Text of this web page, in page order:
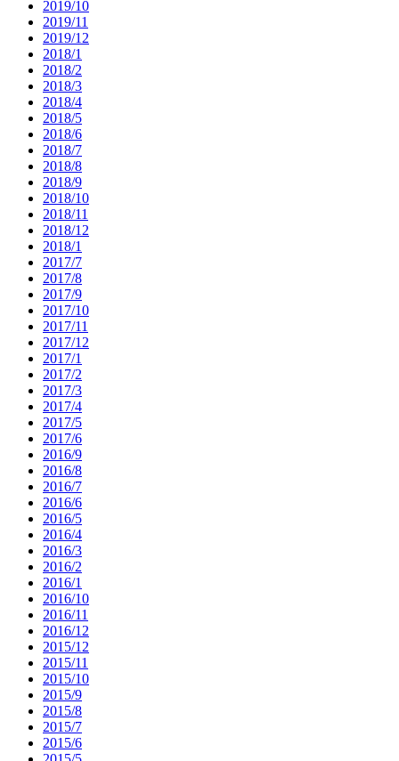
2019/10
2019/11
2019/12
2018/1
2018/2
2018/3
2018/4
2018/5
2018/6
2018/7
2018/8
2018/9
2018/10
2018/11
2018/12
2018/1
2017/7
2017/8
2017/9
2017/10
2017/11
2017/12
2017/1
2017/2
2017/3
2017/4
2017/5
2017/6
2016/9
2016/8
2016/7
2016/6
2016/5
2016/4
2016/3
2016/2
2016/1
2016/10
2016/11
2016/12
2015/12
2015/11
2015/10
2015/9
2015/8
2015/7
2015/6